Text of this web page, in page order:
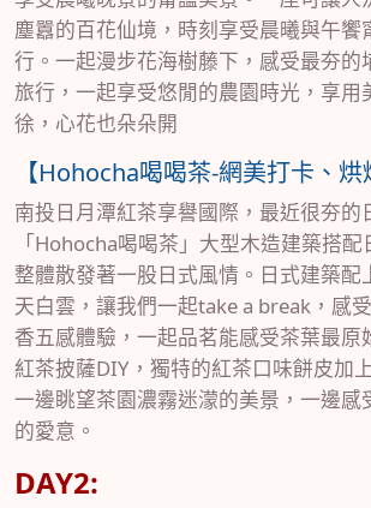
塵囂的百花仙境，時刻享受晨曦與午饗
行。一起漫步花海樹藤下，感受最夯的
旅行，一起享受悠閒的農園時光，享用
徐，心花也朵朵開
【Hohocha喝喝茶-網美打卡、烘
南投日月潭紅茶享譽國際，最近很夯的
「Hohocha喝喝茶」大型木造建築搭配
整體散發著一股日式風情。日式建築配
天白雲，讓我們一起take a break，感
香五感體驗，一起品茗能感受茶葉最原
紅茶披薩DIY，獨特的紅茶口味餅皮加
一邊眺望茶園濃霧迷濛的美景，一邊感
的愛意。
DAY2: